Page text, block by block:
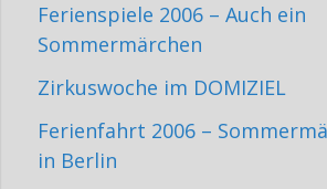
Ferienspiele 2006 – Auch ein
Sommermärchen
Zirkuswoche im DOMIZIEL
Ferienfahrt 2006 –
in Berlin